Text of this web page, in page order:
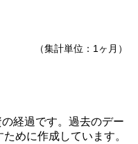
（集計単位：1ヶ月）
経過です。過去のデー
めに作成しています。